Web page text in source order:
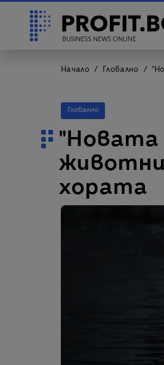
Начало Глобално
Глобално
"Новата
хората